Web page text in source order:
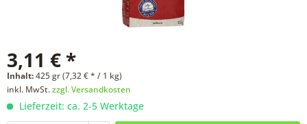
3,11 € *
Inhalt:425 gr (7,32 € * / 1 kg)
inkl. MwSt.zzgl. Versandkosten
Lieferzeit: ca. 2-5 Werktage